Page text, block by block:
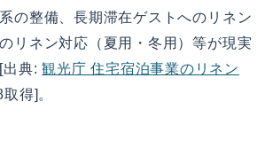
の整備、長期滞在ゲストへのリネン
リネン対応（夏用・冬用）等が現実
出典:観光庁 住宅宿泊事業のリネン
得]。